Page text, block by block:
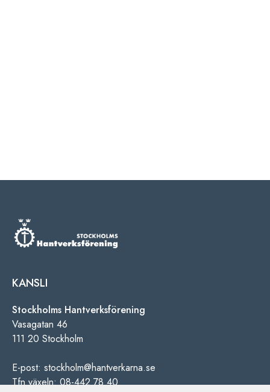
KANSLI
Stockholms Hantverksförening
Vasagatan 46
111 20 Stockholm
E-post: stockholm@hantverkarna.se
Tfn växeln: 08-442 78 40